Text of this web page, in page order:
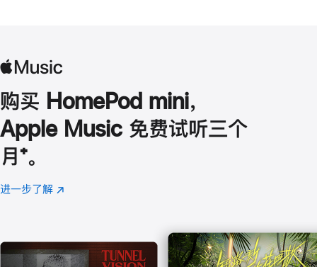
购买 HomePod mini，
Apple Music 免费试听三个
月 脚
注
⁺。
进一步了解 Apple
(在
口
中